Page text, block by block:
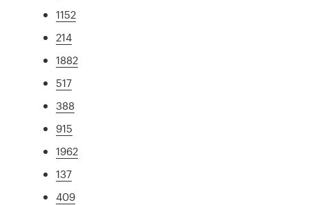
1152
214
1882
517
388
915
1962
137
409